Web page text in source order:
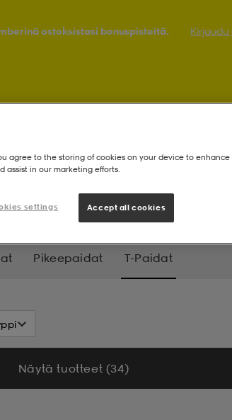
ostoksistasi bonuspisteitä. Kirjaudu
Pikeepaidat T-Paidat
Näytä tuotteet (34)
agree to the storing of cookies on your device to enhance
assist in our marketing efforts.
settings Accept all cookies